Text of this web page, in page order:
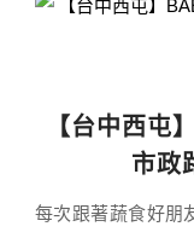
【台中西屯
市政
每次跟著蔬食好朋